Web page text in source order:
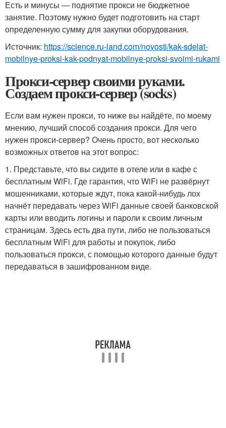
Есть и минусы — поднятие прокси не бюджетное
занятие. Поэтому нужно будет подготовить на старт
определенную сумму для закупки оборудования.
Источник: https://science.ru-land.com/novosti/kak-sdelat-
mobilnye-proksi-kak-podnyat-mobilnye-proksi-svoimi-rukami
Прокси-сервер своими руками.
Создаем прокси-сервер (socks)
Если вам нужен прокси, то ниже вы найдёте, по моему
мнению, лучший способ создания прокси. Для чего
нужен прокси-сервер? Очень просто, вот несколько
возможных ответов на этот вопрос:
1. Представьте, что вы сидите в отеле или в кафе с
бесплатным WiFi. Где гарантия, что WiFi не развёрнут
мошенниками, которые ждут, пока какой-нибудь лох
начнёт передавать через WiFi данные своей банковской
карты или вводить логины и пароли к своим личным
страницам. Здесь есть два пути, либо не пользоваться
бесплатным WiFi для работы и покупок, либо
пользоваться прокси, с помощью которого данные будут
передаваться в зашифрованном виде.